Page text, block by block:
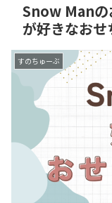
Snow Manの
が好きなお
すのちゅーぶ